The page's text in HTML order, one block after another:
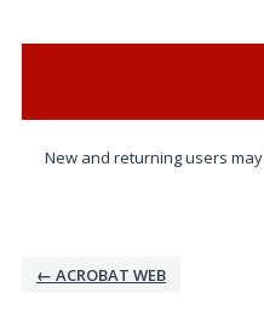
New and returning users may
← ACROBAT WEB